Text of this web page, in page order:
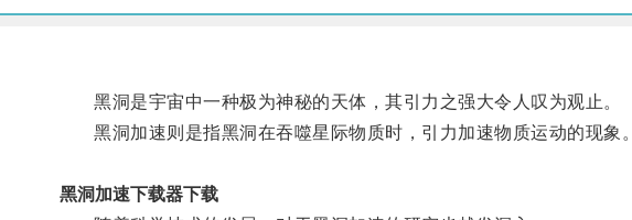
黑洞是宇宙中一种极为神秘的天体，其引力之强大令人叹为观止。
黑洞加速则是指黑洞在吞噬星际物质时，引力加速物质运动的现象。
黑洞加速下载器下载